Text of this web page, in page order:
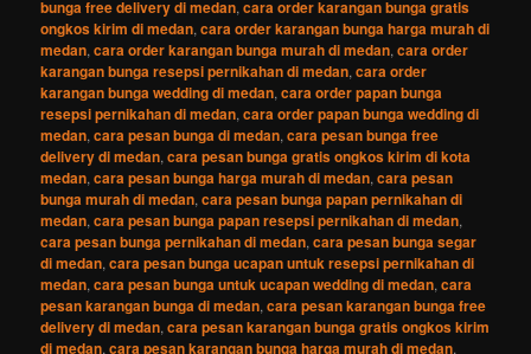
bunga free delivery di medan,cara order karangan bunga gratis
ongkos kirim di medan,cara order karangan bunga harga murah di
medan,cara order karangan bunga murah di medan,cara order
karangan bunga resepsi pernikahan di medan,cara order
karangan bunga wedding di medan,cara order papan bunga
resepsi pernikahan di medan,cara order papan bunga wedding di
medan,cara pesan bunga di medan,cara pesan bunga free
delivery di medan,cara pesan bunga gratis ongkos kirim di kota
medan,cara pesan bunga harga murah di medan,cara pesan
bunga murah di medan,cara pesan bunga papan pernikahan di
medan,cara pesan bunga papan resepsi pernikahan di medan,
cara pesan bunga pernikahan di medan,cara pesan bunga segar
di medan,cara pesan bunga ucapan untuk resepsi pernikahan di
medan,cara pesan bunga untuk ucapan wedding di medan,cara
pesan karangan bunga di medan,cara pesan karangan bunga free
delivery di medan,cara pesan karangan bunga gratis ongkos kirim
di medan,cara pesan karangan bunga harga murah di medan,